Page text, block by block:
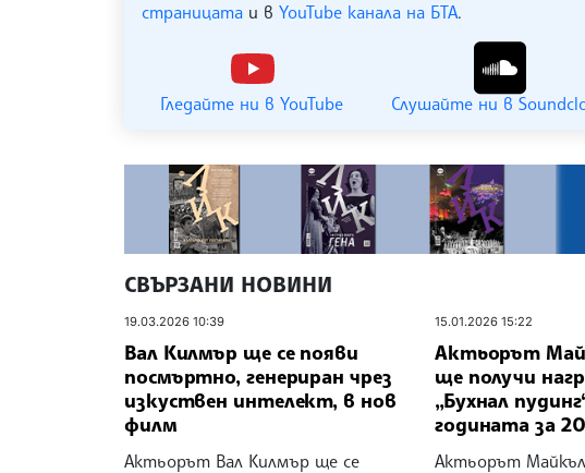
страницата и в YouTube канала на БТА.
Гледайте ни в YouTube Слушайте ни в
СВЪРЗАНИ НОВИНИ
19.03.2026 10:39
Вал Килмър ще се появи
посмъртно, генериран чрез
изкуствен интелект, в нов
филм
Актьорът Вал Килмър ще се
15.01.2026 15:22
Актьорът
ще получи
„Бухнал
годината за
Актьорът